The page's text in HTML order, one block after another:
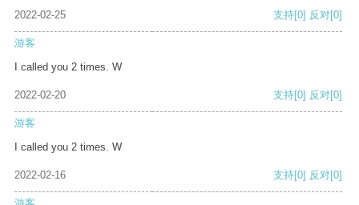
2022-02-25 支持[0] 反对[0]
游客
I called you 2 times. W
2022-02-20 支持[0] 反对[0]
游客
I called you 2 times. W
2022-02-16 支持[0] 反对[0]